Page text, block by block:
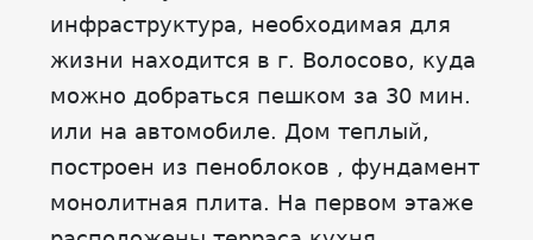
инфраструктура, необходимая для
жизни находится в г. Волосово, куда
можно добраться пешком за 30 мин.
или на автомобиле. Дом теплый,
построен из пеноблоков , фундамент
монолитная плита. На первом этаже